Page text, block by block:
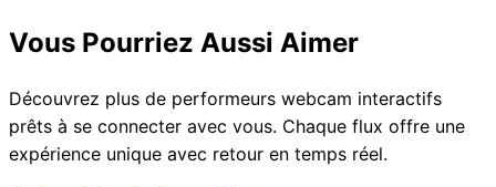
Vous Pourriez Aussi Aimer
Découvrez plus de performeurs webcam interactifs
prêts à se connecter avec vous. Chaque flux offre une
expérience unique avec retour en temps réel.